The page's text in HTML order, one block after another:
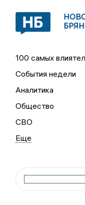
100 самых
События недели
Аналитика
Общество
СВО